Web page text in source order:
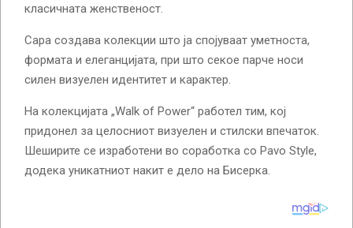
класичната женственост.
Сара создава колекции што ја спојуваат уметноста,
формата и елеганцијата, при што секое парче носи
силен визуелен идентитет и карактер.
На колекцијата „Walk of Power“ работел тим, кој
придонел за целосниот визуелен и стилски впечаток.
Шеширите се изработени во соработка со Pavo Style,
додека уникатниот накит е дело на Бисерка.